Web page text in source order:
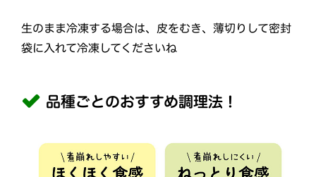
生のまま冷凍する場合は、皮をむき、薄切りして密封
袋に入れて冷凍してくださいね
品種ごとのおすすめ調理法！